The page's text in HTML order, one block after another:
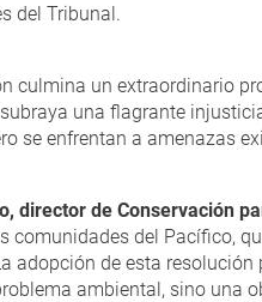
del Tribunal.
culmina un extraordinario
una flagrante
se enfrentan a amenazas
director de Conservación
comunidades del Pacífico,
adopción de esta
ambiental, sino una